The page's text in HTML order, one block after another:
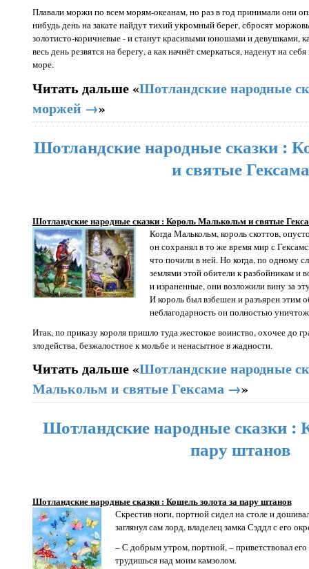
Плавали моржи по всем морям-океанам, но раз в год принимали они
нибудь день на закате найдут тихий укромный берег, сбросят
золотисто-коричневые - и станут красивыми юношами и девушками,
весь день резвятся на берегу, а как начнёт смеркаться, наденут на
море.
Читать дальше «Шотландские народные
моржей →»
Шотландские народные сказки :
и святые Гексама
Шотландские народные сказки : Король Малькольм и святые
Когда Малькольм, король скоттов,
он сохранял в то же время мир с
что почили в ней. Но когда, по одному
землями этой обители к разбойникам и
и израненные, они возложили вину за
И король был взбешен и разъярен этим
неблагодарность он полностью
Итак, по приказу короля пришло туда жестокое воинство, охочее до
злодейства, безжалостное к мольбе и ненасытное в жадности.
Читать дальше «Шотландские народные
Малькольм и святые Гексама →»
Шотландские народные сказки :
пару штанов
Шотландские народные сказки : Кошель золота за пару штанов
Скрестив ноги, портной сидел на столе и
заглянул сам лорд, владелец замка Сэддл с его
– С добрым утром, портной, – приветствовал
трудишься над моим камзолом.